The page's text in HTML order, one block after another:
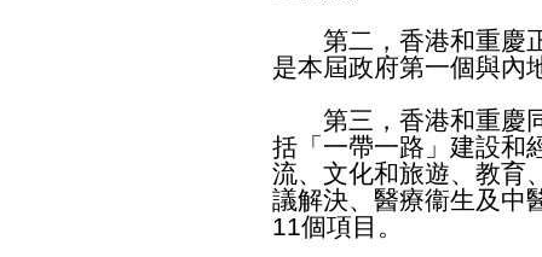
第二，香港和重慶正
是本屆政府第一個與內
第三，香港和重慶同
括「一帶一路」建設和
流、文化和旅遊、教育
議解決、醫療衞生及中
11個項目。